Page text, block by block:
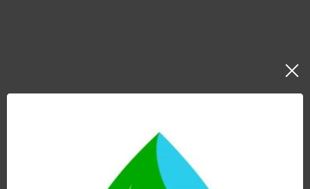
PACK HIS + ZEOLITA + KIT
CON GRIFO DE 1 VÍA